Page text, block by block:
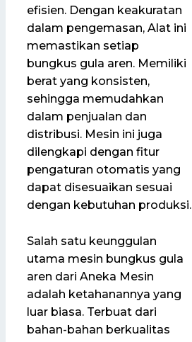
efisien. Dengan keakuratan
dalam pengemasan, Alat ini
memastikan setiap
bungkus gula aren. Memiliki
berat yang konsisten,
sehingga memudahkan
dalam penjualan dan
distribusi. Mesin ini juga
dilengkapi dengan fitur
pengaturan otomatis yang
dapat disesuaikan sesuai
dengan kebutuhan produksi.
Salah satu keunggulan
utama mesin bungkus gula
aren dari Aneka Mesin
adalah ketahanannya yang
luar biasa. Terbuat dari
bahan-bahan berkualitas